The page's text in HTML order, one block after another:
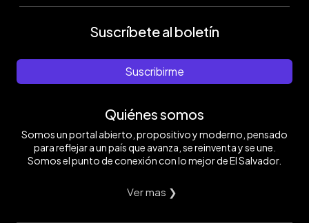
Suscríbete al boletín
Suscribirme
Quiénes somos
Somos un portal abierto, propositivo y moderno, pensado
para reflejar a un país que avanza, se reinventa y se une.
Somos el punto de conexión con lo mejor de El Salvador.
Ver mas ❯